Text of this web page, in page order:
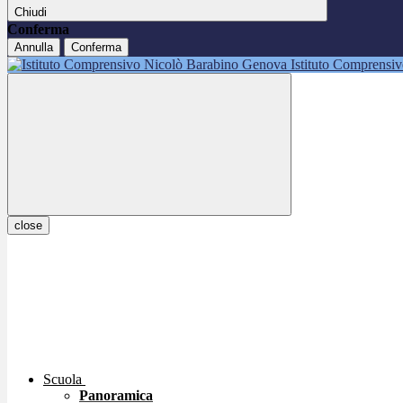
Chiudi
Conferma
Annulla Conferma
Istituto
close
Scuola
Panoramica